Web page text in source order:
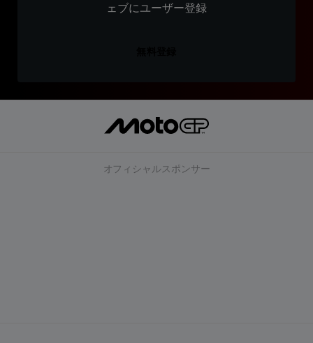
ェブにユーザー登録
オフィシャルスポンサー